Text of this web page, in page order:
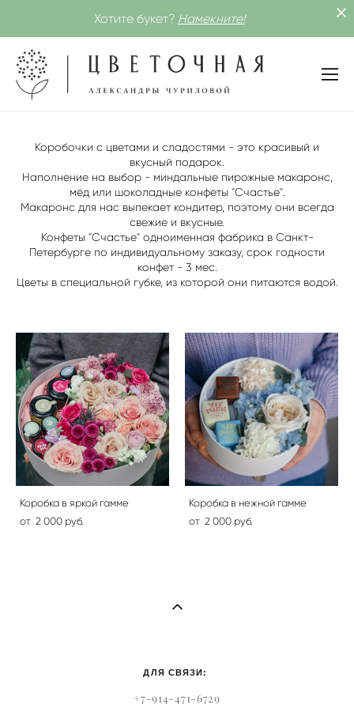
Хотите букет? Намекните!
Коробочки с цветами и сладостями - это красивый и
вкусный подарок.
Наполнение на выбор - миндальные пирожные макаронс,
мёд или шоколадные конфеты "Счастье".
Макаронс для нас выпекает кондитер, поэтому они всегда
свежие и вкусные.
Конфеты "Счастье" одноименная фабрика в Санкт-
Петербурге по индивидуальному заказу, срок годности
конфет - 3 мес.
Цветы в специальной губке, из которой они питаются водой.
Коробка в яркой гамме
от 2 000 pуб.
Коробка в нежной гамме
от 2 000 pуб.
ДЛЯ СВЯЗИ:
+7-914-471-6729